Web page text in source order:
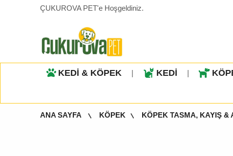
ÇUKUROVA PET'e Hoşgeldiniz.
KEDİ & KÖPEK KEDİ
ANA SAYFA KÖPEK KÖPEK TASMA, KAYIŞ &